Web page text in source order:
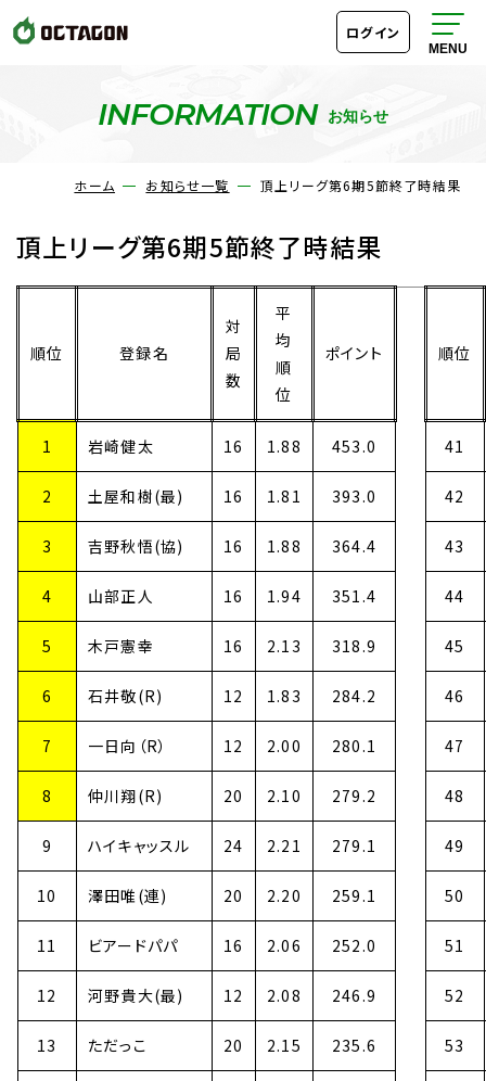
ログイン
INFORMATION お知らせ
ホーム お知らせ一覧 頂上リーグ第6期5節終了時結果
頂上リーグ第6期5節終了時結果
順位 登録名
対
局
数
平
均
順
位
ポイント 順位
1 岩崎健太 16 1.88 453.0 41
2 土屋和樹(最) 16 1.81 393.0 42
3 吉野秋悟(協) 16 1.88 364.4 43
4 山部正人 16 1.94 351.4 44
5 木戸憲幸 16 2.13 318.9 45
6 石井敬(R) 12 1.83 284.2 46
7 一日向（R） 12 2.00 280.1 47
8 仲川翔(R) 20 2.10 279.2 48
9 ハイキャッスル 24 2.21 279.1 49
10 澤田唯(連) 20 2.20 259.1 50
11 ビアードパパ 16 2.06 252.0 51
12 河野貴大(最) 12 2.08 246.9 52
13 ただっこ 20 2.15 235.6 53